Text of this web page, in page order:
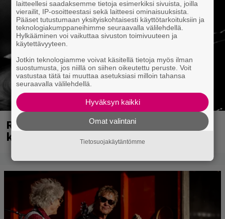
Rushin Neil Peartista ilmestyy ensi
kuussa dokumentti
laitteellesi saadaksemme tietoja esimerkiksi sivuista, joilla
vierailit, IP-osoitteestasi sekä laitteesi ominaisuuksista.
Pääset tutustumaan yksityiskohtaisesti käyttötarkoituksiin ja
teknologiakumppaneihimme seuraavalla välilehdellä.
Hylkääminen voi vaikuttaa sivuston toimivuuteen ja
käytettävyyteen.
Jotkin teknologiamme voivat käsitellä tietoja myös ilman
suostumusta, jos niillä on siihen oikeutettu peruste. Voit
vastustaa tätä tai muuttaa asetuksiasi milloin tahansa
seuraavalla välilehdellä.
Hyväksyn kaikki
Omat valintani
Tietosuojakäytäntömme